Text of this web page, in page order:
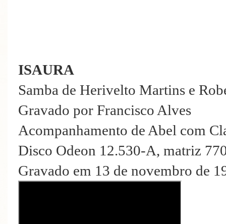
ISAURA
Samba de Herivelto Martins e
Gravado por Francisco Alves
Acompanhamento de Abel com
Disco Odeon 12.530-A, matriz
Gravado em 13 de novembro de